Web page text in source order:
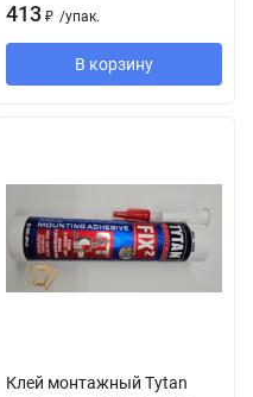
413 ₽ /упак.
В корзину
Клей монтажный Tytan